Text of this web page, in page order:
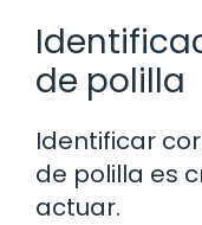
de polilla
Identificar
de polilla es
actuar.